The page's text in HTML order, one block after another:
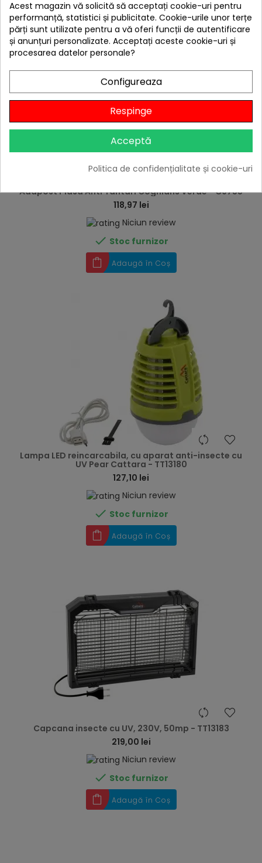
Adapost Plasa Anti Tantari Coghlans Verde - C9755
118,97 lei
Niciun review
 Stoc furnizor
Adaugă în Coș
Lampa LED reincarcabila, cu aparat anti-insecte cu
UV Pear Cattara - TT13180
127,10 lei
Niciun review
 Stoc furnizor
Adaugă în Coș
Capcana insecte cu UV, 230V, 50mp - TT13183
219,00 lei
Niciun review
 Stoc furnizor
Adaugă în Coș
Acest magazin vă solicită să acceptați cookie-uri pentru
performanță, statistici și publicitate. Cookie-urile unor terțe
părți sunt utilizate pentru a vă oferi funcții de autentificare
și anunțuri personalizate. Acceptați aceste cookie-uri și
procesarea datelor personale?
Configureaza
Respinge
Acceptă
Politica de confidențialitate și cookie-uri